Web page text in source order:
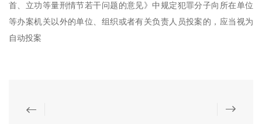
首、立功等量刑情节若干问题的意见》中规定犯罪分子向所在单位
等办案机关以外的单位、组织或者有关负责人员投案的，应当视为
自动投案